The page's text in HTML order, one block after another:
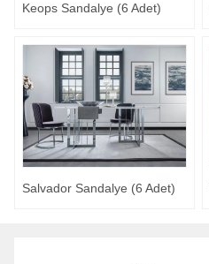
Keops Sandalye (6 Adet)
Salvador Sandalye (6 Adet)